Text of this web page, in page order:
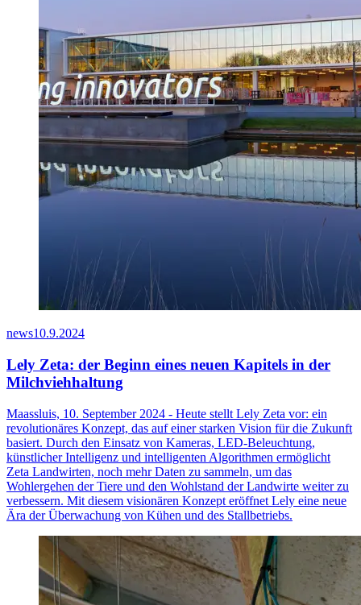
news10.9.2024
Lely Zeta: der Beginn eines neuen Kapitels in der
Milchviehhaltung
Maassluis, 10. September 2024 - Heute stellt Lely Zeta vor: ein
revolutionäres Konzept, das auf einer starken Vision für die Zukunft
basiert. Durch den Einsatz von Kameras, LED-Beleuchtung,
künstlicher Intelligenz und intelligenten Algorithmen ermöglicht
Zeta Landwirten, noch mehr Daten zu sammeln, um das
Wohlergehen der Tiere und den Wohlstand der Landwirte weiter zu
verbessern. Mit diesem visionären Konzept eröffnet Lely eine neue
Ära der Überwachung von Kühen und des Stallbetriebs.